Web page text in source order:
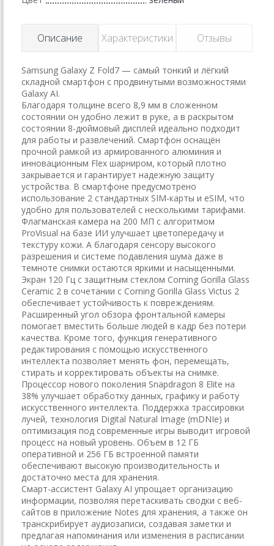
Описание Характеристики Отзывы
Samsung Galaxy Z Fold7 — самый тонкий и лёгкий
складной смартфон с продвинутыми возможностями
Galaxy AI.
Благодаря толщине всего 8,9 мм в сложенном
состоянии он удобно лежит в руке, а в раскрытом
состоянии 8-дюймовый дисплей идеально подходит
для работы и развлечений. Смартфон оснащён
прочной рамкой из армированного алюминия и
инновационным Flex шарниром, который плотно
закрывается и гарантирует надежную защиту
устройства. В смартфоне предусмотрено
использование 2 стандартных SIM-карты и eSIM, что
удобно для пользователей с несколькими тарифами.
Флагманская камера на 200 МП с алгоритмом
ProVisual на базе ИИ улучшает цветопередачу и
текстуру кожи. А благодаря сенсору высокого
разрешения и системе подавления шума даже в
темноте снимки остаются яркими и насыщенными.
Экран 120 Гц с защитным стеклом Corning Gorilla Glass
Ceramic 2 в сочетании с Corning Gorilla Glass Victus 2
обеспечивает устойчивость к повреждениям.
Расширенный угол обзора фронтальной камеры
помогает вместить больше людей в кадр без потери
качества. Кроме того, функция генеративного
редактирования с помощью искусственного
интеллекта позволяет менять фон, перемещать,
стирать и корректировать объекты на снимке.
Процессор нового поколения Snapdragon 8 Elite на
38% улучшает обработку данных, графику и работу
искусственного интеллекта. Поддержка трассировки
лучей, технология Digital Natural Image (mDNIe) и
оптимизация под современные игры выводит игровой
процесс на новый уровень. Объем в 12 ГБ
оперативной и 256 ГБ встроенной памяти
обеспечивают высокую производительность и
достаточно места для хранения.
Смарт-ассистент Galaxy AI упрощает организацию
информации, позволяя перетаскивать сводки с веб-
сайтов в приложение Notes для хранения, а также он
транскрибирует аудиозаписи, создавая заметки и
предлагая напоминания или изменения в расписании